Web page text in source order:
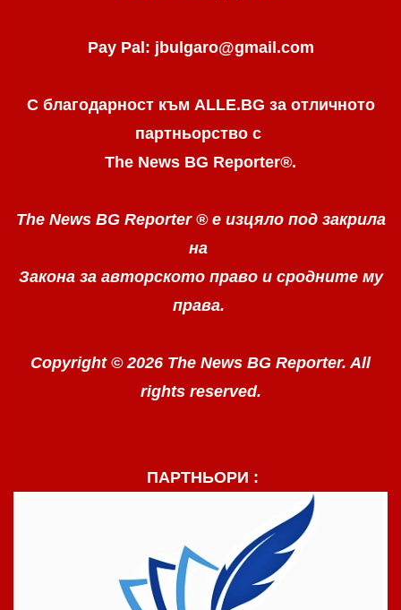
Pay Pal: jbulgaro@gmail.com
С благодарност към ALLE.BG за отличното
партньорство с
The News BG Reporter®.
The News BG Reporter ® е изцяло под закрила
на
Закона за авторското право и сродните му
права.
Copyright © 2026 The News BG Reporter. All
rights reserved.
ПАРТНЬОРИ :